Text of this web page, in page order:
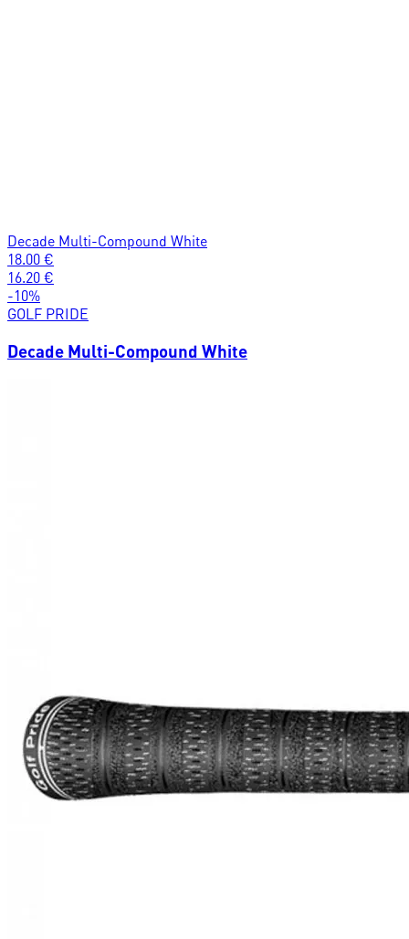
Decade Multi-Compound White
18.00 €
16.20 €
-10%
GOLF PRIDE
Decade Multi-Compound White